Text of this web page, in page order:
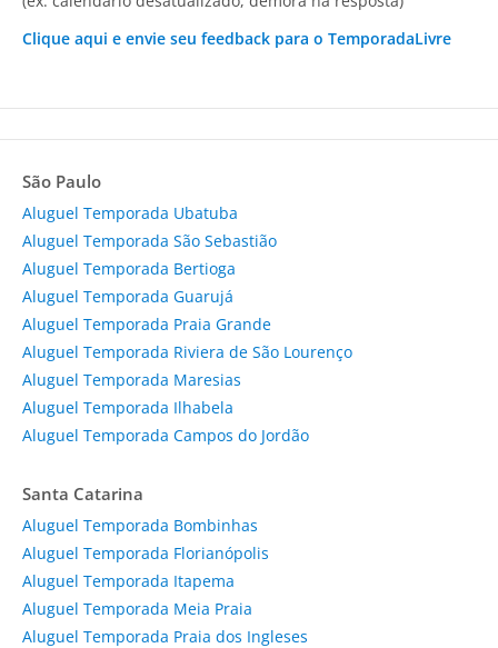
Clique aqui e envie seu feedback para o TemporadaLivre
São Paulo
Aluguel Temporada Ubatuba
Aluguel Temporada São Sebastião
Aluguel Temporada Bertioga
Aluguel Temporada Guarujá
Aluguel Temporada Praia Grande
Aluguel Temporada Riviera de São Lourenço
Aluguel Temporada Maresias
Aluguel Temporada Ilhabela
Aluguel Temporada Campos do Jordão
Santa Catarina
Aluguel Temporada Bombinhas
Aluguel Temporada Florianópolis
Aluguel Temporada Itapema
Aluguel Temporada Meia Praia
Aluguel Temporada Praia dos Ingleses